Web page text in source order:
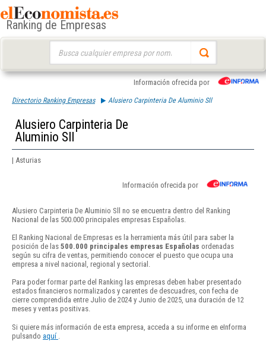
Ranking de Empresas
Información ofrecida por
Directorio Ranking Empresas Alusiero Carpinteria De Aluminio Sll
Alusiero Carpinteria De
Aluminio Sll
| Asturias
Información ofrecida por
Alusiero Carpinteria De Aluminio Sll no se encuentra dentro del Ranking
Nacional de las 500.000 principales empresas Españolas.
El Ranking Nacional de Empresas es la herramienta más útil para saber la
posición de las 500.000 principales empresas Españolas ordenadas
según su cifra de ventas, permitiendo conocer el puesto que ocupa una
empresa a nivel nacional, regional y sectorial.
Para poder formar parte del Ranking las empresas deben haber presentado
estados financieros normalizados y carentes de descuadres, con fecha de
cierre comprendida entre Julio de 2024 y Junio de 2025, una duración de 12
meses y ventas positivas.
Si quiere más información de esta empresa, acceda a su informe en eInforma
pulsando aquí